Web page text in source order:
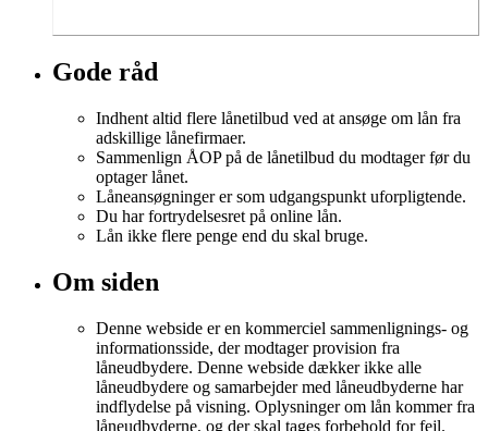
Gode råd
Indhent altid flere lånetilbud ved at ansøge om lån fra
adskillige lånefirmaer.
Sammenlign ÅOP på de lånetilbud du modtager før du
optager lånet.
Låneansøgninger er som udgangspunkt uforpligtende.
Du har fortrydelsesret på online lån.
Lån ikke flere penge end du skal bruge.
Om siden
Denne webside er en kommerciel sammenlignings- og
informationsside, der modtager provision fra
låneudbydere. Denne webside dækker ikke alle
låneudbydere og samarbejder med låneudbyderne har
indflydelse på visning. Oplysninger om lån kommer fra
låneudbyderne, og der skal tages forbehold for fejl.